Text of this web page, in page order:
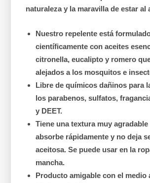
naturaleza y la maravilla de estar al
Nuestro repelente está
científicamente con aceites
citronella, eucalipto y romero
alejados a los mosquitos e
Libre de químicos dañinos para
los parabenos, sulfatos,
y DEET.
Tiene una textura muy agradable
absorbe rápidamente y no deja
aceitosa. Se puede usar en la
mancha.
Producto amigable con el medio